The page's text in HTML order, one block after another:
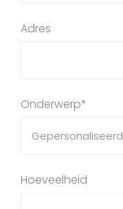
Adres
Onderwerp*
Hoeveelheid